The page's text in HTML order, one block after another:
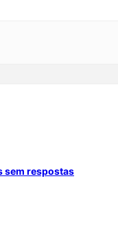
sem respostas